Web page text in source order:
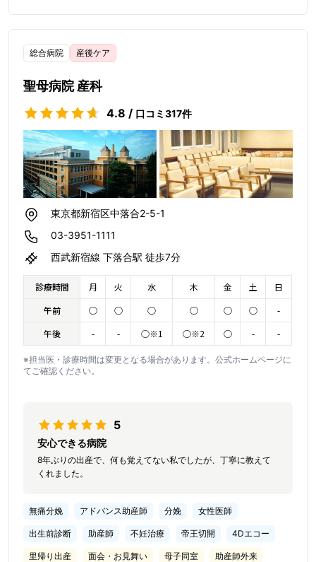
総合病院 産後ケア
聖母病院 産科
4.8 / 口コミ 317件
東京都新宿区中落合2-5-1
03-3951-1111
西武新宿線 下落合駅 徒歩7分
診療時間 月 火 水 木 金 土
日
午前
○ ○ ○ ○ ○ ○
-
午後
- - ○※1 ○※2 ○ - -
※担当医・診療時間は変更となる場合があります。公式ホームページに
てご確認ください。
5
安心できる病院
8年ぶりの出産で、何も覚えてない私でしたが、丁寧に教えて
くれました。
無痛分娩 アドバンス助産師 分娩 女性医師
出生前診断 助産師 不妊治療 帝王切開 4Dエコー
里帰り出産 面会・お見舞い 母子同室 助産師外来